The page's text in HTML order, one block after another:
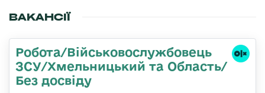
ВАКАНСІЇ
Робота/Військовослужбовець
ЗСУ/Хмельницький та Область/
Без досвіду